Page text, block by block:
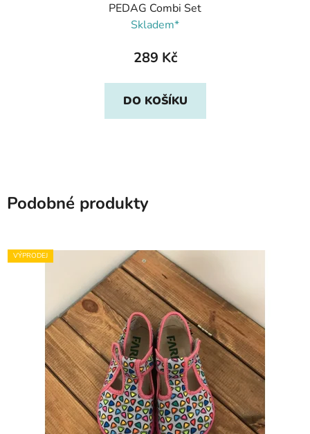
PEDAG Combi Set
Skladem*
289 Kč
DO KOŠÍKU
Podobné produkty
VÝPRODEJ